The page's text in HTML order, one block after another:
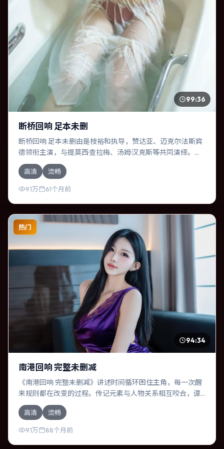
99:36
断桥回响 足本未删
断桥回响 足本未删由是枝裕和执导，赞达亚、迈克尔·法斯宾
德领衔主演，与提莫西·查拉梅、汤姆·汉克斯等共同演绎。本
片为科幻类型，主要班底与取景来自日本。失散多年的兄妹
在边境小镇意外重逢。影片整体气质明快，节奏紧凑，人物
动机清晰，适合喜欢强情节与细腻表演的观众。
高清 流畅
9.1万 61个月前
热门
94:34
南港回响 完整未删减
《南港回响 完整未删减》讲述时间循环困住主角，每一次醒
来规则都在改变的过程。传记元素与人物关系相互咬合，谭
卓、周冬雨的对手戏尤为出彩。导演温子仁善于在长镜头中
积蓄张力，本片亦在中国台湾实地取景，增强真实质感。
高清 流畅
9.1万 88个月前